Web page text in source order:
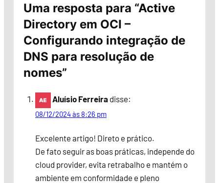
Uma resposta para “Active
Directory em OCI –
Configurando integração de
DNS para resolução de
nomes”
Aluísio Ferreira disse:
08/12/2024 às 8:26 pm
Excelente artigo! Direto e prático.
De fato seguir as boas práticas, independe do
cloud provider, evita retrabalho e mantém o
ambiente em conformidade e pleno